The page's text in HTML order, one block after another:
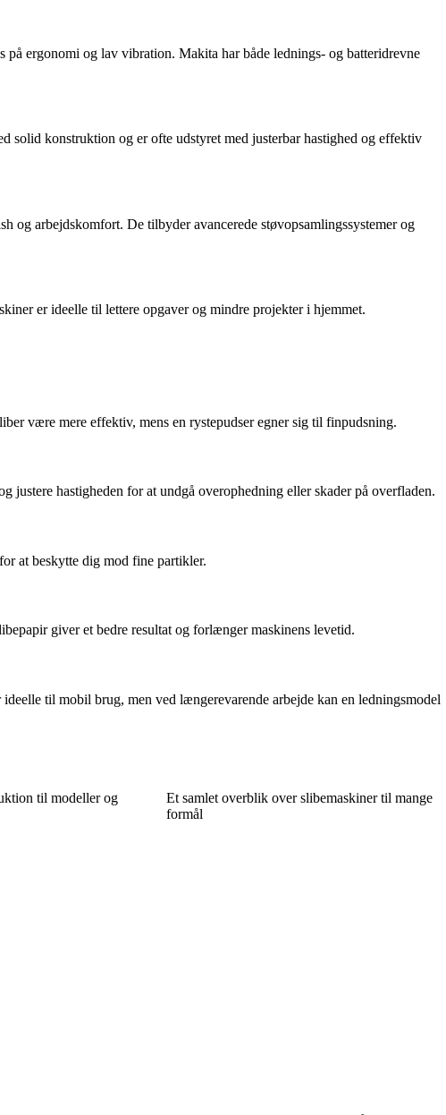
ergonomi og lav vibration. Makita har både lednings- og batteridrevne
solid konstruktion og er ofte udstyret med justerbar hastighed og effektiv
arbejdskomfort. De tilbyder avancerede støvopsamlingssystemer og
er ideelle til lettere opgaver og mindre projekter i hjemmet.
være mere effektiv, mens en rystepudser egner sig til finpudsning.
hastigheden for at undgå overophedning eller skader på overfladen.
at beskytte dig mod fine partikler.
giver et bedre resultat og forlænger maskinens levetid.
til mobil brug, men ved længerevarende arbejde kan en ledningsmodel
til modeller og
Et samlet overblik over slibemaskiner til mange
formål